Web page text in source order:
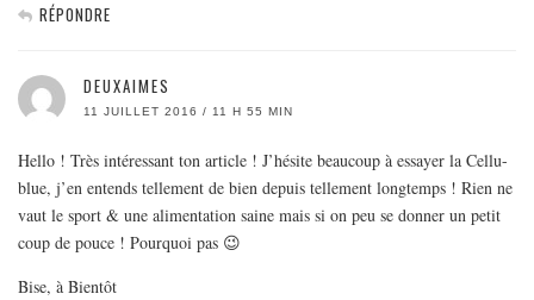
RÉPONDRE
DEUXAIMES
11 JUILLET 2016 / 11 H 55 MIN
Hello ! Très intéressant ton article ! J’hésite beaucoup à essayer la Cellu-
blue, j’en entends tellement de bien depuis tellement longtemps ! Rien ne
vaut le sport & une alimentation saine mais si on peu se donner un petit
coup de pouce ! Pourquoi pas 😉
Bise, à Bientôt